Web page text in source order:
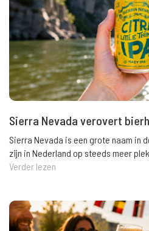
Sierra Nevada verovert
Sierra Nevada is een grote naam in
zijn in Nederland op steeds meer
Verder lezen